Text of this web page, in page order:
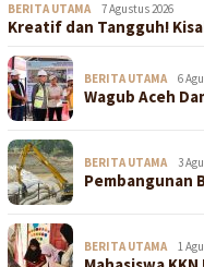
BERITA UTAMA 7 Agustus 2026
Kreatif dan Tangguh!
BERITA UTAMA 6
Wagub Aceh
BERITA UTAMA 3
Pembangunan
BERITA UTAMA 1